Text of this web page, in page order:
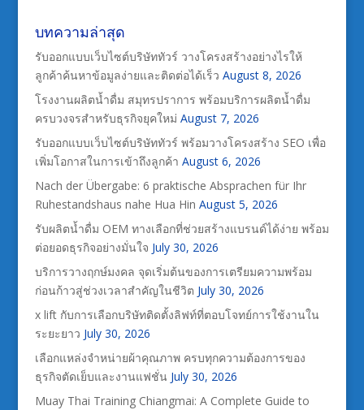
บทความล่าสุด
รับออกแบบเว็บไซต์บริษัททัวร์ วางโครงสร้างอย่างไรให้
ลูกค้าค้นหาข้อมูลง่ายและติดต่อได้เร็ว August 8, 2026
โรงงานผลิตน้ำดื่ม สมุทรปราการ พร้อมบริการผลิตน้ำดื่ม
ครบวงจรสำหรับธุรกิจยุคใหม่ August 7, 2026
รับออกแบบเว็บไซต์บริษัททัวร์ พร้อมวางโครงสร้าง SEO เพื่อ
เพิ่มโอกาสในการเข้าถึงลูกค้า August 6, 2026
Nach der Übergabe: 6 praktische Absprachen für Ihr
Ruhestandshaus nahe Hua Hin August 5, 2026
รับผลิตน้ำดื่ม OEM ทางเลือกที่ช่วยสร้างแบรนด์ได้ง่าย พร้อม
ต่อยอดธุรกิจอย่างมั่นใจ July 30, 2026
บริการวางฤกษ์มงคล จุดเริ่มต้นของการเตรียมความพร้อม
ก่อนก้าวสู่ช่วงเวลาสำคัญในชีวิต July 30, 2026
x lift กับการเลือกบริษัทติดตั้งลิฟท์ที่ตอบโจทย์การใช้งานใน
ระยะยาว July 30, 2026
เลือกแหล่งจำหน่ายผ้าคุณภาพ ครบทุกความต้องการของ
ธุรกิจตัดเย็บและงานแฟชั่น July 30, 2026
Muay Thai Training Chiangmai: A Complete Guide to